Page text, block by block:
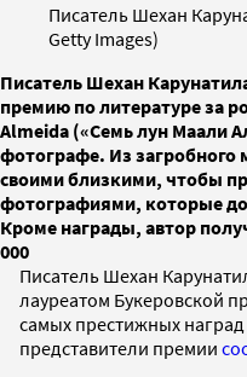
Писатель Шехан
Getty Images)
Писатель Шехан
премию по литературе за
Almeida («Семь лун Маали
фотографе. Из загробного
своими близкими, чтобы
фотографиями, которые
Кроме награды, автор
000
Писатель Шехан
лауреатом Букеровской
самых престижных
представители премии